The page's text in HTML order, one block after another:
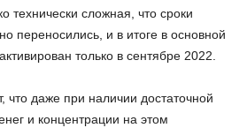
технически сложная, что сроки
переносились, и в итоге в основной
только в сентябре 2022.
что даже при наличии достаточной
и концентрации на этом